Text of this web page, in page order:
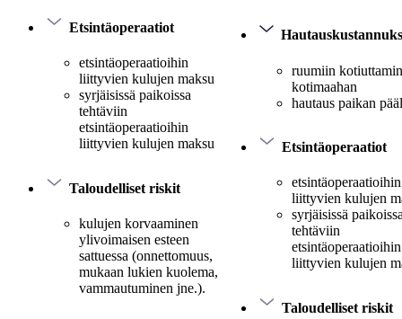
Etsintäoperaatiot
etsintäoperaatioihin
liittyvien kulujen maksu
syrjäisissä paikoissa
tehtäviin
etsintäoperaatioihin
liittyvien kulujen maksu
Taloudelliset riskit
kulujen korvaaminen
ylivoimaisen esteen
sattuessa (onnettomuus,
mukaan lukien kuolema,
vammautuminen jne.).
ruumiin
kotimaahan
hautaus paikan
Etsintäoperaatiot
etsintäoperaatioihin
liittyvien kulujen
syrjäisissä
tehtäviin
etsintäoperaatioihin
liittyvien kulujen
Taloudelliset riskit